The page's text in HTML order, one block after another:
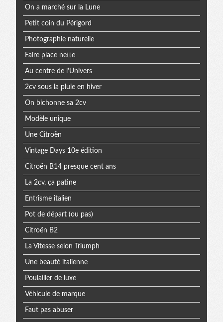
On a marché sur la Lune
Petit coin du Périgord
Photographie naturelle
Faire place nette
Au centre de l'Univers
2cv sous la pluie en hiver
On bichonne sa 2cv
Modèle unique
Une Citroën
Vintage Days 10e édition
Citroën B14 presque cent ans
La 2cv, ça patine
Entrisme italien
Pot de départ (ou pas)
Citroën B2
La Vitesse selon Triumph
Une beauté italienne
Poulailler de luxe
Véhicule de marque
Faut pas abuser